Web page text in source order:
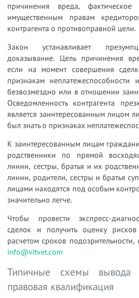
причинения вреда, фактическое
имущественным правам
контрагента о противоправной цели.
Закон устанавливает
доказывание. Цель причинения
если на момент совершения
признакам неплатежеспособности
безвозмездно или в отношении
Осведомленность контрагента
является заинтересованным лицом
был знать о признаках
К заинтересованным лицам
родственники по прямой
линии, сестры, братья и их
линии, родители, сестры и братья
лицами находятся под особым
значительно легче.
Чтобы провести экспресс-
сделок и получить оценку
расчетом сроков подозрительности,
info@vitvet.com
Типичные схемы
правовая квалификация